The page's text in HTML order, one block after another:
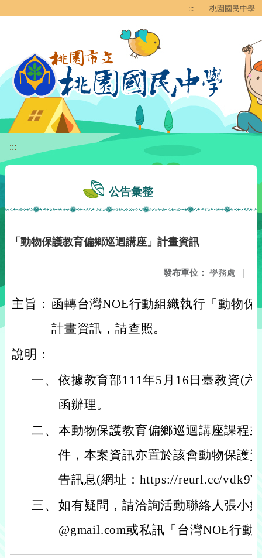
::: 桃園國民中學
:::
公告彙整
「動物保護教育偏鄉巡迴講座」計畫資訊
發布單位： 學務處 |
主旨： 函轉台灣NOE行動組織執行「動物
計畫資訊，請查照。
說明：
一、 依據教育部111年5月16日臺教資(
函辦理。
二、 本動物保護教育偏鄉巡迴講座課程
件，本案資訊亦置於該會動物保護
告訊息(網址：https://reurl.cc/
三、 如有疑問，請洽詢活動聯絡人張小
@gmail.com或私訊「台灣NOE行動